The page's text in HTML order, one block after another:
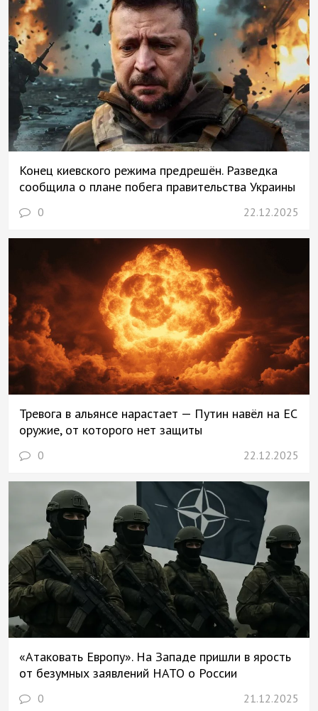
Конец киевского режима предрешён. Разведка
сообщила о плане побега правительства Украины
0 22.12.2025
Тревога в альянсе нарастает — Путин навёл на ЕС
оружие, от которого нет защиты
0 22.12.2025
«Атаковать Европу». На Западе пришли в ярость
от безумных заявлений НАТО о России
0 21.12.2025